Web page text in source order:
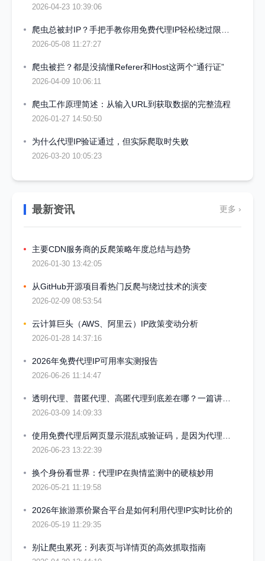
2026-04-23 10:39:06
2026-05-08 11:27:27
爬虫被拦？都是没搞懂Referer和Host这两个“通行证”
2026-04-09 10:06:11
爬虫工作原理简述：从输入URL到获取数据的完整流程
2026-01-27 14:50:50
为什么代理IP验证通过，但实际爬取时失败
2026-03-20 10:05:23
最新资讯 更多 ›
主要CDN服务商的反爬策略年度总结与趋势
2026-01-30 13:42:05
从GitHub开源项目看热门反爬与绕过技术的演变
2026-02-09 08:53:54
云计算巨头（AWS、阿里云）IP政策变动分析
2026-01-28 14:37:16
2026年免费代理IP可用率实测报告
2026-06-26 11:14:47
2026-03-09 14:09:33
2026-06-23 13:22:39
换个身份看世界：代理IP在舆情监测中的硬核妙用
2026-05-21 11:19:58
2026年旅游票价聚合平台是如何利用代理IP实时比价的
2026-05-19 11:29:35
别让爬虫累死：列表页与详情页的高效抓取指南